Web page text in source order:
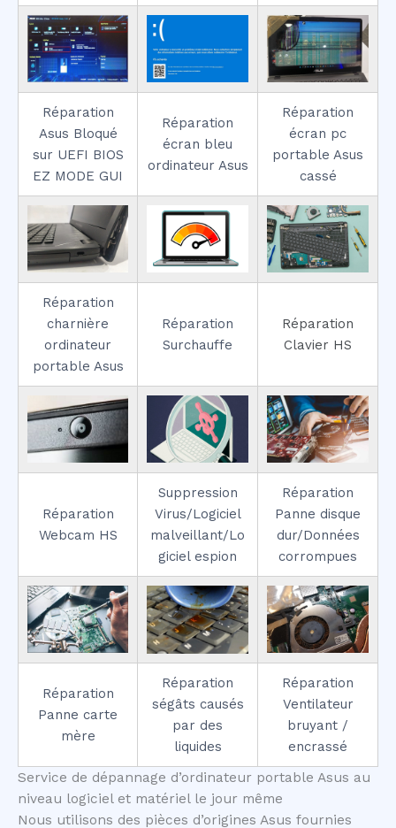
Réparation
Asus Bloqué
sur UEFI BIOS
EZ MODE GUI
Réparation
écran bleu
ordinateur Asus
Réparation
écran pc
portable Asus
cassé
Réparation
charnière
ordinateur
portable Asus
Réparation
Surchauffe
Réparation
Clavier HS
Réparation
Webcam HS
Suppression
Virus/Logiciel
malveillant/Lo
giciel espion
Réparation
Panne disque
dur/Données
corrompues
Réparation
Panne carte
mère
Réparation
ségâts causés
par des
liquides
Réparation
Ventilateur
bruyant /
encrassé
Service de dépannage d’ordinateur portable Asus au
niveau logiciel et matériel le jour même
Nous utilisons des pièces d’origines Asus fournies